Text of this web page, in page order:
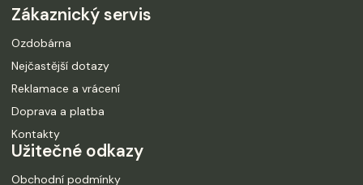
Zákaznický servis
Ozdobárna
Nejčastější dotazy
Reklamace a vrácení
Doprava a platba
Kontakty
Užitečné odkazy
Obchodní podmínky